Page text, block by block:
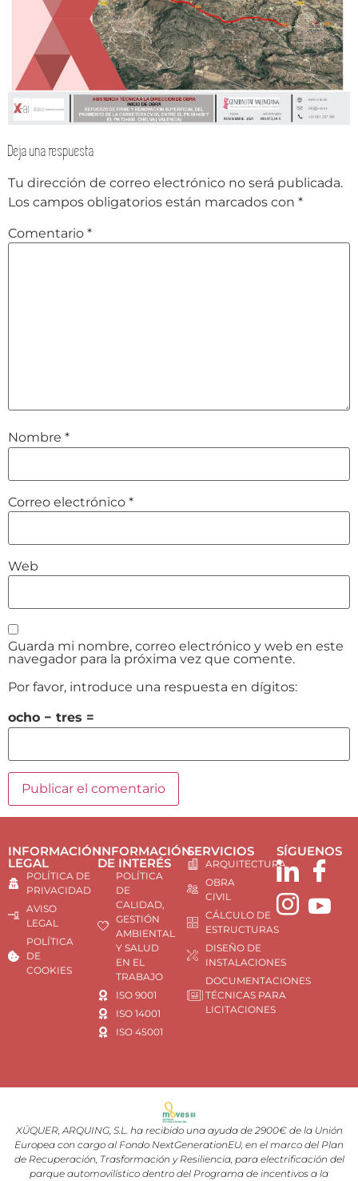
Deja una respuesta
Tu dirección de correo electrónico no será publicada.
Los campos obligatorios están marcados con *
Comentario *
Nombre *
Correo electrónico *
Web
Guarda mi nombre, correo electrónico y web en este
navegador para la próxima vez que comente.
Por favor, introduce una respuesta en dígitos:
ocho − tres =
INFORMACIÓN
LEGAL
POLÍTICA DE
PRIVACIDAD
AVISO
LEGAL
POLÍTICA
DE
COOKIES
INFORMACIÓN
DE INTERÉS
POLÍTICA
DE
CALIDAD,
GESTIÓN
AMBIENTAL
Y SALUD
EN EL
TRABAJO
ISO 9001
ISO 14001
ISO 45001
SERVICIOS
ARQUITECTURA
OBRA
CIVIL
CÁLCULO DE
ESTRUCTURAS
DISEÑO DE
INSTALACIONES
DOCUMENTACIONES
TÉCNICAS PARA
LICITACIONES
SÍGUENOS
XÚQUER, ARQUING, S.L. ha recibido una ayuda de 2900€ de la Unión
Europea con cargo al Fondo NextGenerationEU, en el marco del Plan
de Recuperación, Trasformación y Resiliencia, para electrificación del
parque automovilístico dentro del Programa de incentivos a la